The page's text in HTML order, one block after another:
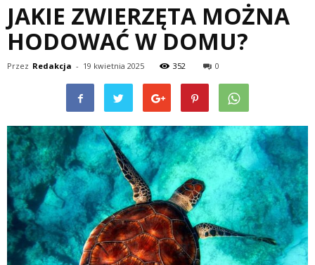
JAKIE ZWIERZĘTA MOŻNA
HODOWAĆ W DOMU?
Przez Redakcja - 19 kwietnia 2025 352 0